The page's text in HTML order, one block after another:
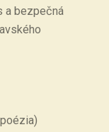
a bezpečná